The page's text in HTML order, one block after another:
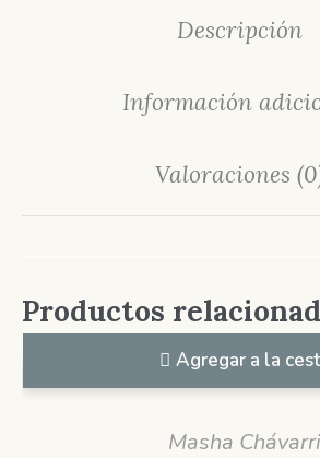
Descripción
Información
Valoraciones
Productos
Agregar a la
Masha Chávarri